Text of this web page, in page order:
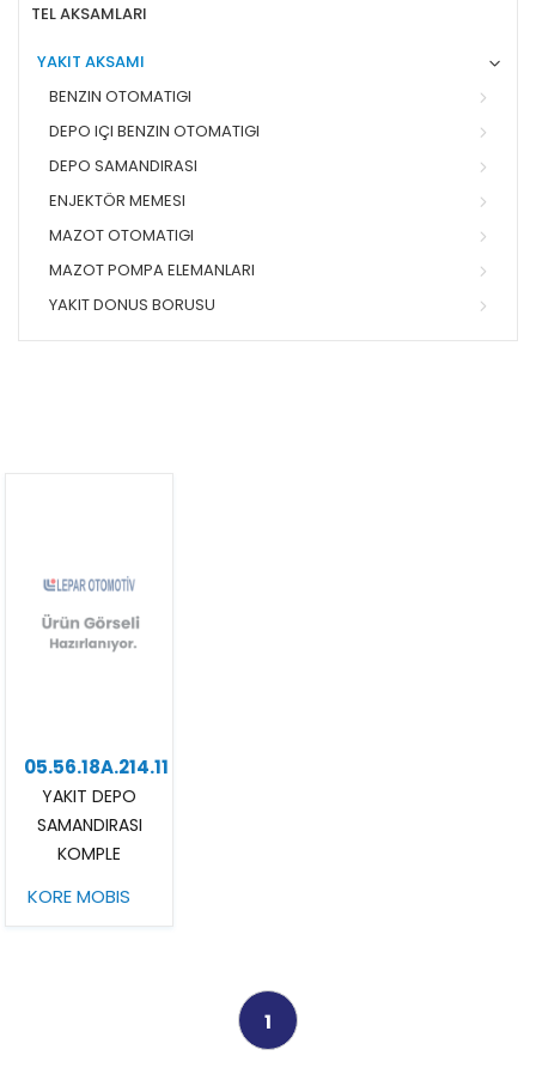
TEL AKSAMLARI
YAKIT AKSAMI
BENZIN OTOMATIGI
DEPO IÇI BENZIN OTOMATIGI
DEPO SAMANDIRASI
ENJEKTÖR MEMESI
MAZOT OTOMATIGI
MAZOT POMPA ELEMANLARI
YAKIT DONUS BORUSU
05.56.18A.214.11
YAKIT DEPO
SAMANDIRASI
KOMPLE
KORE MOBIS
1